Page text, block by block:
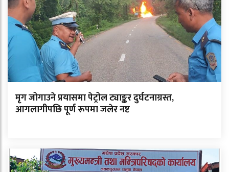
मृग जोगाउने प्रयासमा पेट्रोल ट्याङ्कर दुर्घटनाग्रस्त,
आगलागीपछि पूर्ण रूपमा जलेर नष्ट